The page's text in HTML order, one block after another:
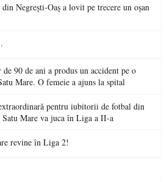
Negrești-Oaș a lovit pe trecere un oșan
90 de ani a produs un accident pe o
Mare. O femeie a ajuns la spital
pentru iubitorii de fotbal din
Mare va juca în Liga a II-a
revine în Liga 2!